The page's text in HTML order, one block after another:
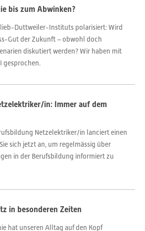
bis zum Abwinken?
Duttweiler-Instituts polarisiert: Wird
Gut der Zukunft – obwohl doch
diskutiert werden? Wir haben mit
gesprochen.
in: Immer auf dem
Netzelektriker/in lanciert einen
sich jetzt an, um regelmässig über
in der Berufsbildung informiert zu
in besonderen Zeiten
hat unseren Alltag auf den Kopf